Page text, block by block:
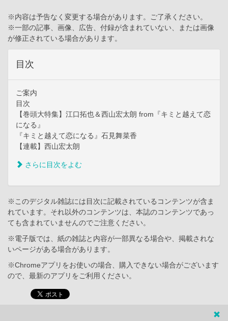
※内容は予告なく変更する場合があります。ご了承ください。
※一部の記事、画像、広告、付録が含まれていない、または画像
が修正されている場合があります。
目次
ご案内
目次
【巻頭大特集】江口拓也＆西山宏太朗 from『キミと越えて恋
になる』
『キミと越えて恋になる』石見舞菜香
【連載】西山宏太朗
さらに目次をよむ
※このデジタル雑誌には目次に記載されているコンテンツが含ま
れています。それ以外のコンテンツは、本誌のコンテンツであっ
ても含まれていませんのでご注意ください。
※電子版では、紙の雑誌と内容が一部異なる場合や、掲載されな
いページがある場合があります。
※Chromeアプリをお使いの場合、購入できない場合がございます
ので、最新のアプリをご利用ください。